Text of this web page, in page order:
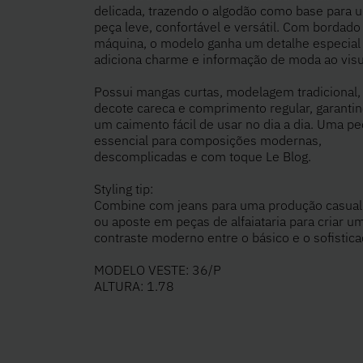
delicada, trazendo o algodão como base para
peça leve, confortável e versátil. Com bordado
máquina, o modelo ganha um detalhe
adiciona charme e informação de moda ao
Possui mangas curtas, modelagem tradicional,
decote careca e comprimento regular,
um caimento fácil de usar no dia a dia. Uma
essencial para composições modernas,
descomplicadas e com toque Le Blog.
Styling tip:
Combine com jeans para uma produção
ou aposte em peças de alfaiataria para criar
contraste moderno entre o básico e o
MODELO VESTE: 36/P
ALTURA: 1.78